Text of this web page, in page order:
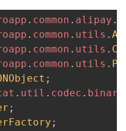
. common . alipay .
. common . utils .
. common . utils .
. common . utils .
;
. util . codec . binary
;
;